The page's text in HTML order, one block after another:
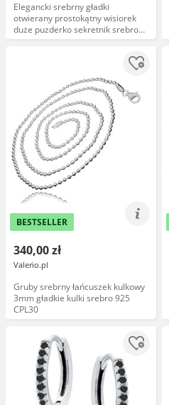
Elegancki srebrny gładki
otwierany prostokątny wisiorek
duże puzderko sekretnik srebro
925
BESTSELLER
340,00 zł
Valerio.pl
Gruby srebrny łańcuszek kulkowy
3mm gładkie kulki srebro 925
CPL30